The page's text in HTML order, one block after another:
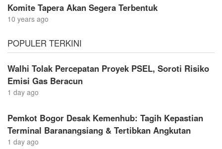
Komite Tapera Akan Segera Terbentuk
10 years ago
POPULER TERKINI
Walhi Tolak Percepatan Proyek PSEL, Soroti Risiko
Emisi Gas Beracun
1 day ago
Pemkot Bogor Desak Kemenhub: Tagih Kepastian
Terminal Baranangsiang & Tertibkan Angkutan
1 day ago